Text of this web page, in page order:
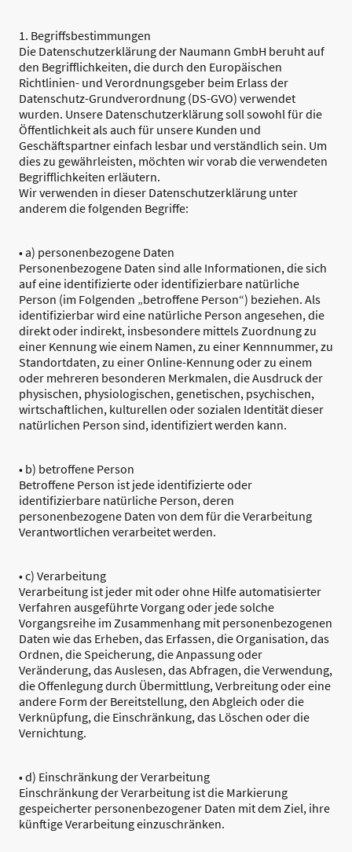
1. Begriffsbestimmungen
Die Datenschutzerklärung der Naumann GmbH beruht auf
den Begrifflichkeiten, die durch den Europäischen
Richtlinien- und Verordnungsgeber beim Erlass der
Datenschutz-Grundverordnung (DS-GVO) verwendet
wurden. Unsere Datenschutzerklärung soll sowohl für die
Öffentlichkeit als auch für unsere Kunden und
Geschäftspartner einfach lesbar und verständlich sein. Um
dies zu gewährleisten, möchten wir vorab die verwendeten
Begrifflichkeiten erläutern.
Wir verwenden in dieser Datenschutzerklärung unter
anderem die folgenden Begriffe:
• a) personenbezogene Daten
Personenbezogene Daten sind alle Informationen, die sich
auf eine identifizierte oder identifizierbare natürliche
Person (im Folgenden „betroffene Person“) beziehen. Als
identifizierbar wird eine natürliche Person angesehen, die
direkt oder indirekt, insbesondere mittels Zuordnung zu
einer Kennung wie einem Namen, zu einer Kennnummer, zu
Standortdaten, zu einer Online-Kennung oder zu einem
oder mehreren besonderen Merkmalen, die Ausdruck der
physischen, physiologischen, genetischen, psychischen,
wirtschaftlichen, kulturellen oder sozialen Identität dieser
natürlichen Person sind, identifiziert werden kann.
• b) betroffene Person
Betroffene Person ist jede identifizierte oder
identifizierbare natürliche Person, deren
personenbezogene Daten von dem für die Verarbeitung
Verantwortlichen verarbeitet werden.
• c) Verarbeitung
Verarbeitung ist jeder mit oder ohne Hilfe automatisierter
Verfahren ausgeführte Vorgang oder jede solche
Vorgangsreihe im Zusammenhang mit personenbezogenen
Daten wie das Erheben, das Erfassen, die Organisation, das
Ordnen, die Speicherung, die Anpassung oder
Veränderung, das Auslesen, das Abfragen, die Verwendung,
die Offenlegung durch Übermittlung, Verbreitung oder eine
andere Form der Bereitstellung, den Abgleich oder die
Verknüpfung, die Einschränkung, das Löschen oder die
Vernichtung.
• d) Einschränkung der Verarbeitung
Einschränkung der Verarbeitung ist die Markierung
gespeicherter personenbezogener Daten mit dem Ziel, ihre
künftige Verarbeitung einzuschränken.